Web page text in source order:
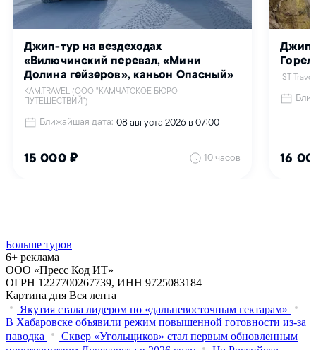
Больше туров
6+ реклама
ООО «Пресс Код ИТ»
ОГРН 1227700267739, ИНН 9725083184
Картина дня Вся лента
Якутия стала лидером по «дальневосточным гектарам»
В Хабаровске объявили режим повышенной готовности из‑за
паводка
Сквер «Угольщиков» стал первым обновленным